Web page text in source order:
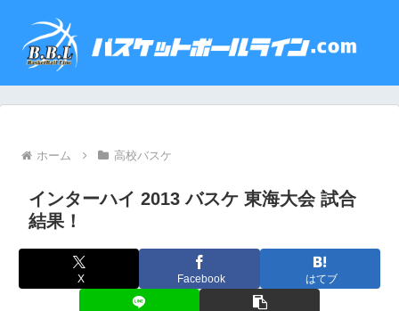
ホーム 高校バスケ
インターハイ 2013 バスケ 東海大会 試合
結果！
X Facebook はてブ